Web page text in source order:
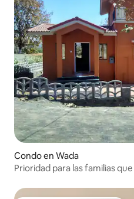
Condo en Wada
Prioridad para las familias